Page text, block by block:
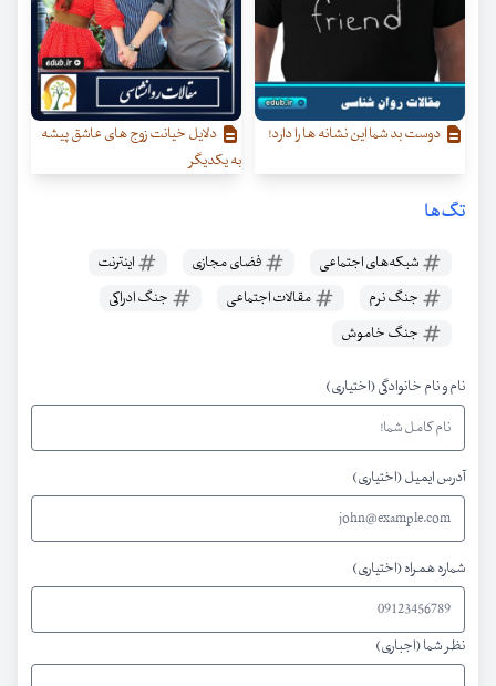
دوست بد شما این نشانه ها را دارد!
دلایل خیانت زوج های عاشق پیشه
به یکدیگر
تگ‌ها
شبکه‌های اجتماعی فضای مجازی
اینترنت
جنگ نرم
مقالات اجتماعی
جنگ ادراکی
جنگ خاموش
نام و نام خانوادگی (اختیاری)
آدرس ایمیل (اختیاری)
شماره همراه (اختیاری)
نظر شما (اجباری)